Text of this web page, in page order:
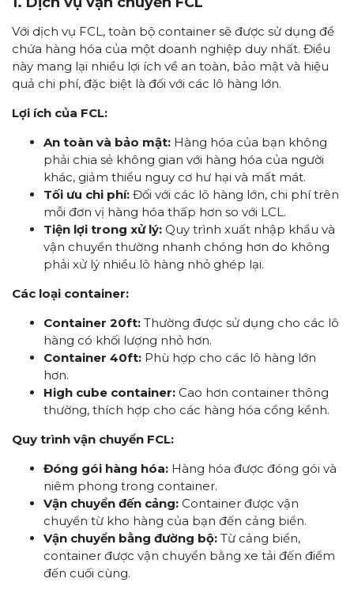
Với dịch vụ FCL, toàn bộ container sẽ được sử dụng để
chứa hàng hóa của một doanh nghiệp duy nhất. Điều
này mang lại nhiều lợi ích về an toàn, bảo mật và hiệu
quả chi phí, đặc biệt là đối với các lô hàng lớn.
Lợi ích của FCL:
An toàn và bảo mật: Hàng hóa của bạn không
phải chia sẻ không gian với hàng hóa của người
khác, giảm thiểu nguy cơ hư hại và mất mát.
Tối ưu chi phí: Đối với các lô hàng lớn, chi phí trên
mỗi đơn vị hàng hóa thấp hơn so với LCL.
Tiện lợi trong xử lý: Quy trình xuất nhập khẩu và
vận chuyển thường nhanh chóng hơn do không
phải xử lý nhiều lô hàng nhỏ ghép lại.
Các loại container:
Container 20ft: Thường được sử dụng cho các lô
hàng có khối lượng nhỏ hơn.
Container 40ft: Phù hợp cho các lô hàng lớn
hơn.
High cube container: Cao hơn container thông
thường, thích hợp cho các hàng hóa cồng kềnh.
Quy trình vận chuyển FCL:
Đóng gói hàng hóa: Hàng hóa được đóng gói và
niêm phong trong container.
Vận chuyển đến cảng: Container được vận
chuyển từ kho hàng của bạn đến cảng biển.
Vận chuyển bằng đường bộ: Từ cảng biển,
container được vận chuyển bằng xe tải đến điểm
đến cuối cùng.